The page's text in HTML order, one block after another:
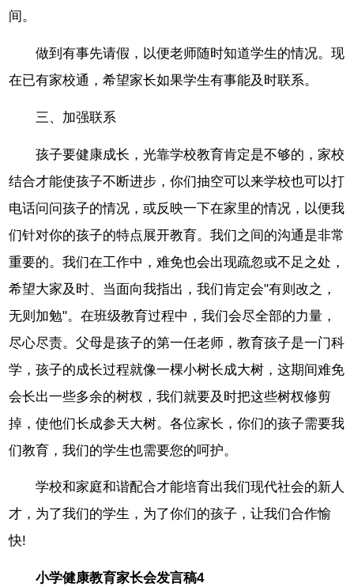
间。
做到有事先请假，以便老师随时知道学生的情况。现
在已有家校通，希望家长如果学生有事能及时联系。
三、加强联系
孩子要健康成长，光靠学校教育肯定是不够的，家校
结合才能使孩子不断进步，你们抽空可以来学校也可以打
电话问问孩子的情况，或反映一下在家里的情况，以便我
们针对你的孩子的特点展开教育。我们之间的沟通是非常
重要的。我们在工作中，难免也会出现疏忽或不足之处，
希望大家及时、当面向我指出，我们肯定会"有则改之，
无则加勉"。在班级教育过程中，我们会尽全部的力量，
尽心尽责。父母是孩子的第一任老师，教育孩子是一门科
学，孩子的成长过程就像一棵小树长成大树，这期间难免
会长出一些多余的树杈，我们就要及时把这些树杈修剪
掉，使他们长成参天大树。各位家长，你们的孩子需要我
们教育，我们的学生也需要您的呵护。
学校和家庭和谐配合才能培育出我们现代社会的新人
才，为了我们的学生，为了你们的孩子，让我们合作愉
快!
小学健康教育家长会发言稿4